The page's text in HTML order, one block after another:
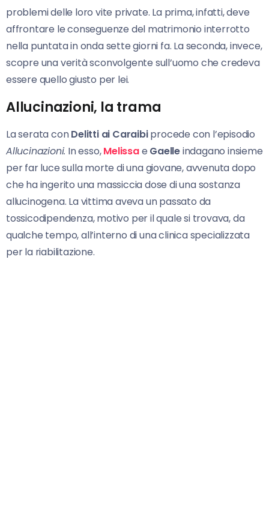
problemi delle loro vite private. La prima, infatti, deve
affrontare le conseguenze del matrimonio interrotto
nella puntata in onda sette giorni fa. La seconda, invece,
scopre una verità sconvolgente sull’uomo che credeva
essere quello giusto per lei.
Allucinazioni, la trama
La serata conDelitti ai Caraibiprocede con l’episodio
Allucinazioni. In esso,Melissae Gaelleindagano insieme
per far luce sulla morte di una giovane, avvenuta dopo
che ha ingerito una massiccia dose di una sostanza
allucinogena. La vittima aveva un passato da
tossicodipendenza, motivo per il quale si trovava, da
qualche tempo, all’interno di una clinica specializzata
per la riabilitazione.